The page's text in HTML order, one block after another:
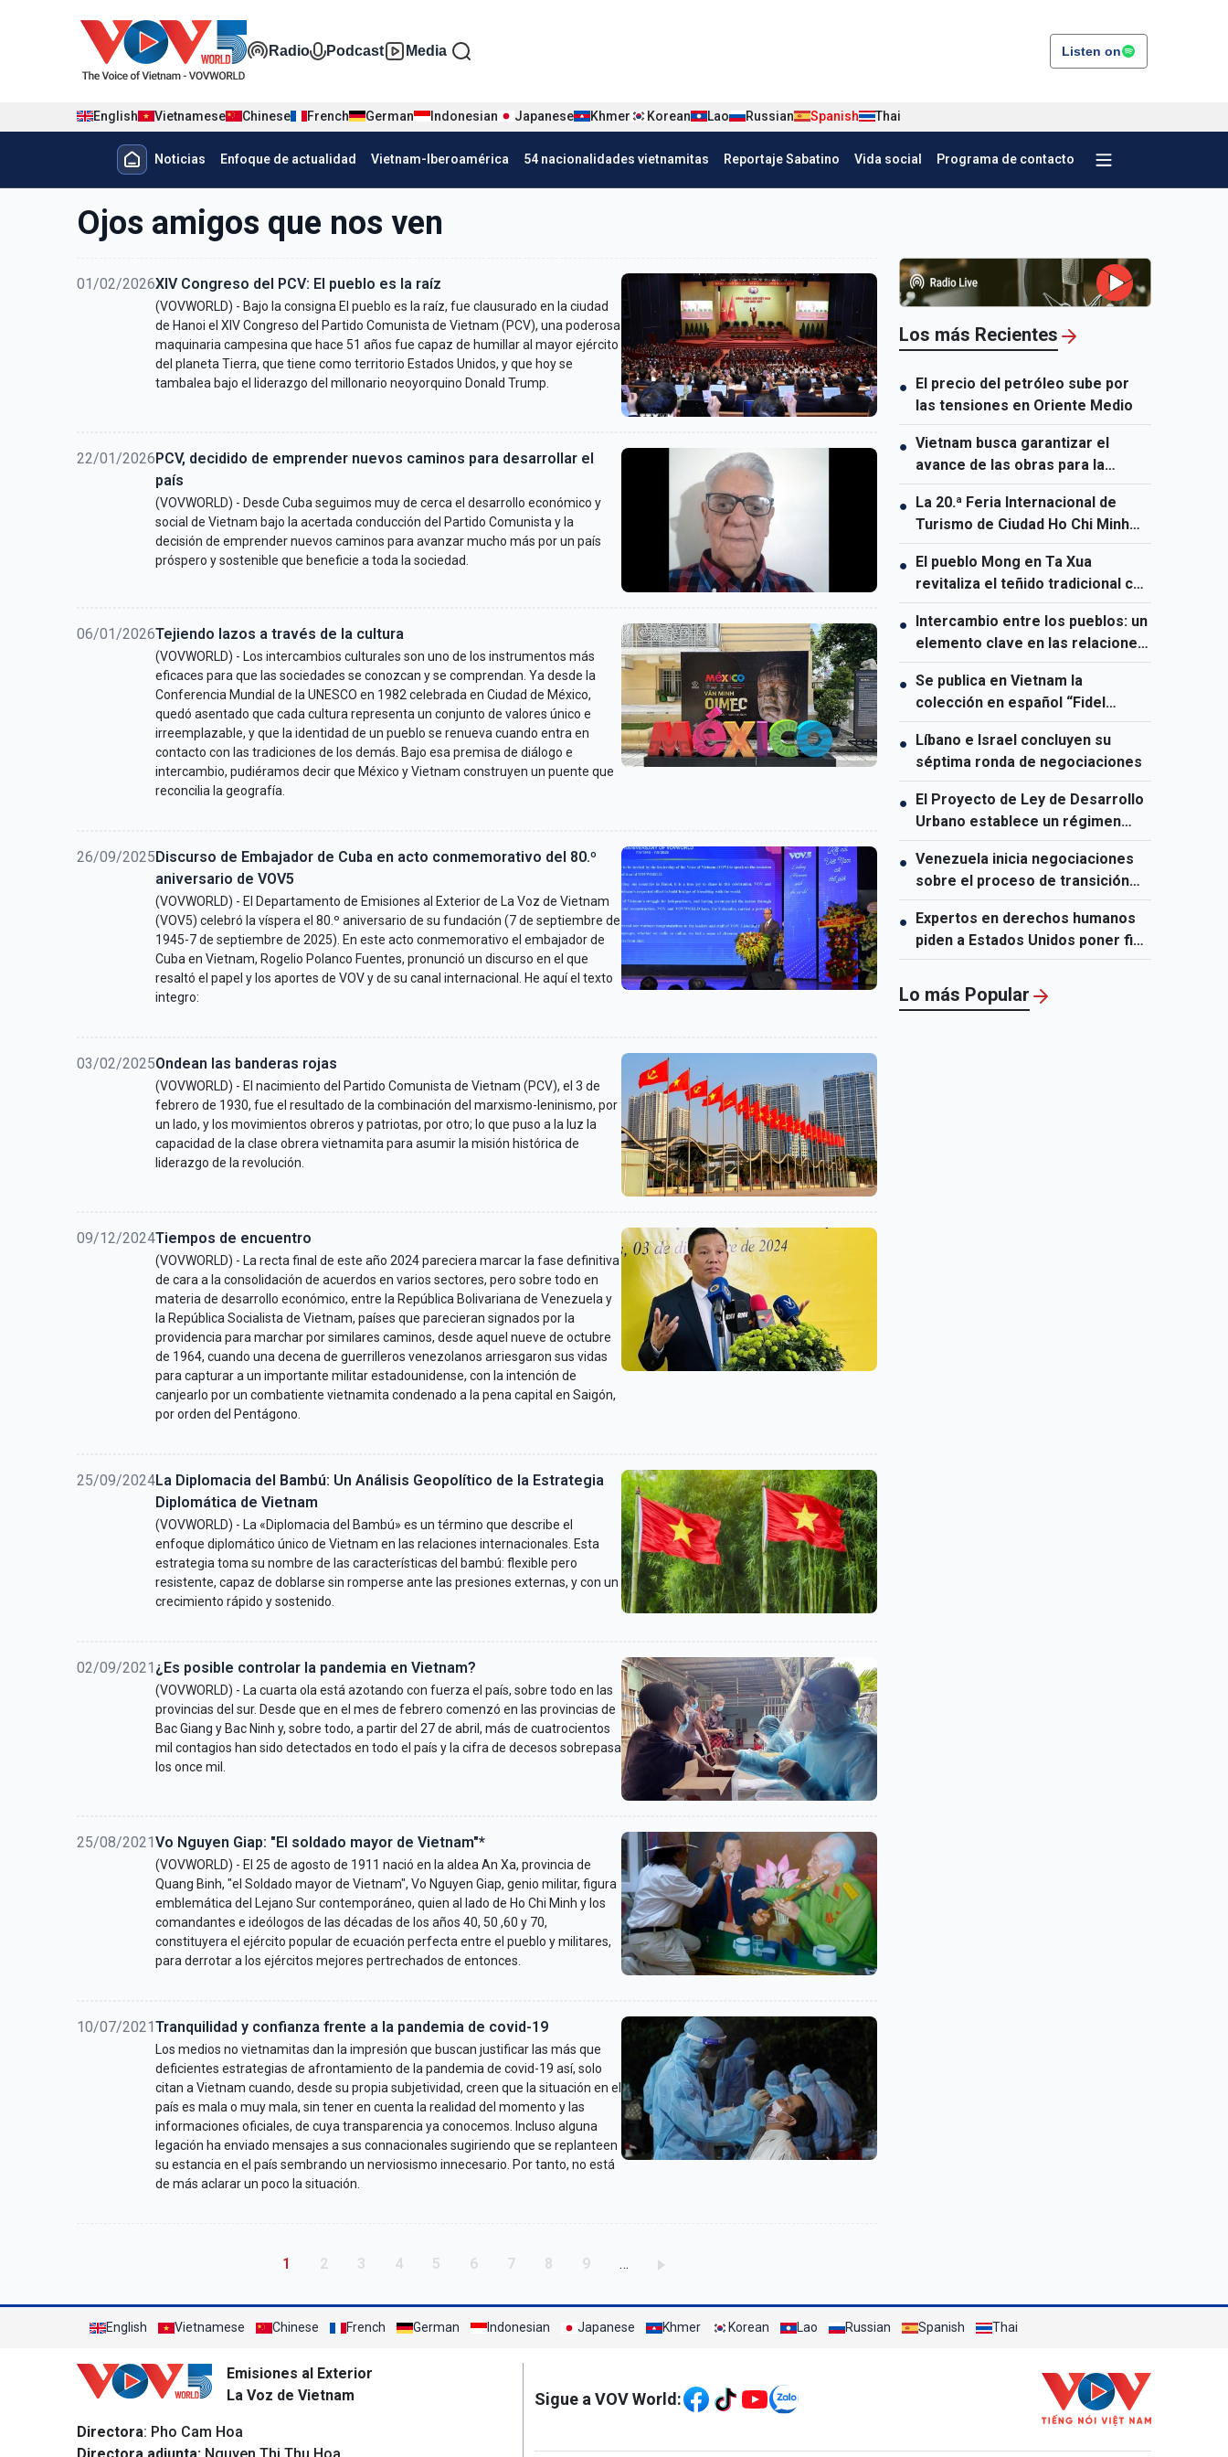
Đa phương tiện tiếng Tây ban nha
Radio Podcast Media Listen on
English Vietnamese Chinese French German Indonesian Japanese Khmer Korean Lao Russian Spanish Thai
Menu trang chủ tiếng Tây Ban Nha
Noticias Enfoque de actualidad Vietnam-Iberoamérica 54 nacionalidades vietnamitas Reportaje Sabatino Vida social Programa de contacto
Menu phụ tiếng Tây ban nha
Ojos amigos que nos ven
01/02/2026XIV Congreso del PCV: El pueblo es la raíz
(VOVWORLD) - Bajo la consigna El pueblo es la raíz, fue clausurado en la ciudad
de Hanoi el XIV Congreso del Partido Comunista de Vietnam (PCV), una poderosa
maquinaria campesina que hace 51 años fue capaz de humillar al mayor ejército
del planeta Tierra, que tiene como territorio Estados Unidos, y que hoy se
tambalea bajo el liderazgo del millonario neoyorquino Donald Trump.
22/01/2026 PCV, decidido de emprender nuevos caminos para desarrollar el
país
(VOVWORLD) - Desde Cuba seguimos muy de cerca el desarrollo económico y
social de Vietnam bajo la acertada conducción del Partido Comunista y la
decisión de emprender nuevos caminos para avanzar mucho más por un país
próspero y sostenible que beneficie a toda la sociedad.
06/01/2026Tejiendo lazos a través de la cultura
(VOVWORLD) - Los intercambios culturales son uno de los instrumentos más
eficaces para que las sociedades se conozcan y se comprendan. Ya desde la
Conferencia Mundial de la UNESCO en 1982 celebrada en Ciudad de México,
quedó asentado que cada cultura representa un conjunto de valores único e
irreemplazable, y que la identidad de un pueblo se renueva cuando entra en
contacto con las tradiciones de los demás. Bajo esa premisa de diálogo e
intercambio, pudiéramos decir que México y Vietnam construyen un puente que
reconcilia la geografía.
26/09/2025Discurso de Embajador de Cuba en acto conmemorativo del 80.º
aniversario de VOV5
(VOVWORLD) - El Departamento de Emisiones al Exterior de La Voz de Vietnam
(VOV5) celebró la víspera el 80.º aniversario de su fundación (7 de septiembre de
1945-7 de septiembre de 2025). En este acto conmemorativo el embajador de
Cuba en Vietnam, Rogelio Polanco Fuentes, pronunció un discurso en el que
resaltó el papel y los aportes de VOV y de su canal internacional. He aquí el texto
integro:
03/02/2025Ondean las banderas rojas
(VOVWORLD) - El nacimiento del Partido Comunista de Vietnam (PCV), el 3 de
febrero de 1930, fue el resultado de la combinación del marxismo-leninismo, por
un lado, y los movimientos obreros y patriotas, por otro; lo que puso a la luz la
capacidad de la clase obrera vietnamita para asumir la misión histórica de
liderazgo de la revolución.
09/12/2024Tiempos de encuentro
(VOVWORLD) - La recta final de este año 2024 pareciera marcar la fase definitiva
de cara a la consolidación de acuerdos en varios sectores, pero sobre todo en
materia de desarrollo económico, entre la República Bolivariana de Venezuela y
la República Socialista de Vietnam, países que parecieran signados por la
providencia para marchar por similares caminos, desde aquel nueve de octubre
de 1964, cuando una decena de guerrilleros venezolanos arriesgaron sus vidas
para capturar a un importante militar estadounidense, con la intención de
canjearlo por un combatiente vietnamita condenado a la pena capital en Saigón,
por orden del Pentágono.
25/09/2024La Diplomacia del Bambú: Un Análisis Geopolítico de la Estrategia
Diplomática de Vietnam
(VOVWORLD) - La «Diplomacia del Bambú» es un término que describe el
enfoque diplomático único de Vietnam en las relaciones internacionales. Esta
estrategia toma su nombre de las características del bambú: flexible pero
resistente, capaz de doblarse sin romperse ante las presiones externas, y con un
crecimiento rápido y sostenido.
02/09/2021 ¿Es posible controlar la pandemia en Vietnam?
(VOVWORLD) - La cuarta ola está azotando con fuerza el país, sobre todo en las
provincias del sur. Desde que en el mes de febrero comenzó en las provincias de
Bac Giang y Bac Ninh y, sobre todo, a partir del 27 de abril, más de cuatrocientos
mil contagios han sido detectados en todo el país y la cifra de decesos sobrepasa
los once mil.
25/08/2021Vo Nguyen Giap: "El soldado mayor de Vietnam"*
(VOVWORLD) - El 25 de agosto de 1911 nació en la aldea An Xa, provincia de
Quang Binh, "el Soldado mayor de Vietnam", Vo Nguyen Giap, genio militar, figura
emblemática del Lejano Sur contemporáneo, quien al lado de Ho Chi Minh y los
comandantes e ideólogos de las décadas de los años 40, 50 ,60 y 70,
constituyera el ejército popular de ecuación perfecta entre el pueblo y militares,
para derrotar a los ejércitos mejores pertrechados de entonces.
10/07/2021Tranquilidad y confianza frente a la pandemia de covid-19
Los medios no vietnamitas dan la impresión que buscan justificar las más que
deficientes estrategias de afrontamiento de la pandemia de covid-19 así, solo
citan a Vietnam cuando, desde su propia subjetividad, creen que la situación en el
país es mala o muy mala, sin tener en cuenta la realidad del momento y las
informaciones oficiales, de cuya transparencia ya conocemos. Incluso alguna
legación ha enviado mensajes a sus connacionales sugiriendo que se replanteen
su estancia en el país sembrando un nerviosismo innecesario. Por tanto, no está
de más aclarar un poco la situación.
Trang hiện thời
1 Trang
2 Trang
3 Trang
4 Trang
5 Trang
6 Trang
7 Trang
8 Trang
9 …
Los más Recientes
● El precio del petróleo sube por
las tensiones en Oriente Medio
● Vietnam busca garantizar el
avance de las obras para la
Cumbre APEC 2027
● La 20.ª Feria Internacional de
Turismo de Ciudad Ho Chi Minh
será la mayor de su historia
● El pueblo Mong en Ta Xua
revitaliza el teñido tradicional con
índigo
● Intercambio entre los pueblos: un
elemento clave en las relaciones
entre Vietnam y Australia
● Se publica en Vietnam la
colección en español “Fidel
Castro Ruz – Obras Escogidas”
● Líbano e Israel concluyen su
séptima ronda de negociaciones
● El Proyecto de Ley de Desarrollo
Urbano establece un régimen
especial y excepcional para
Ciudad Ho Chi Minh
● Venezuela inicia negociaciones
sobre el proceso de transición
política
● Expertos en derechos humanos
piden a Estados Unidos poner fin
a las sanciones a Cuba
Lo más Popular
English Vietnamese Chinese French German Indonesian Japanese Khmer Korean Lao Russian Spanish Thai
Emisiones al Exterior
La Voz de Vietnam
Directora: Pho Cam Hoa
Mạng xã hội
Sigue a VOV World: